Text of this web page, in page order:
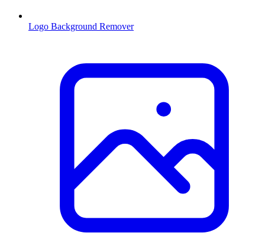
Logo Background Remover